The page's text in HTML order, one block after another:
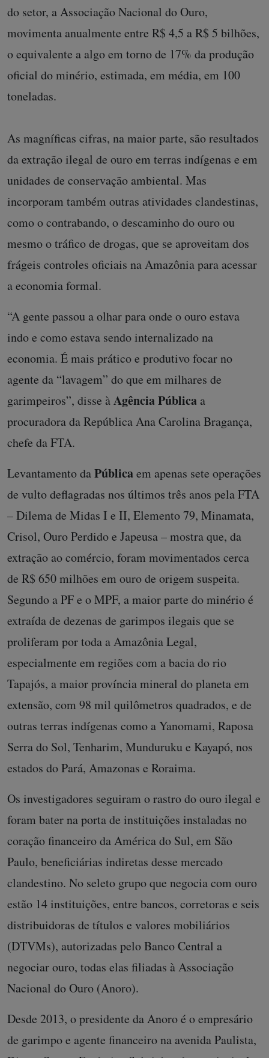
do setor, a Associação Nacional do Ouro,
movimenta anualmente entre R$ 4,5 a R$ 5 bilhões,
o equivalente a algo em torno de 17% da produção
oficial do minério, estimada, em média, em 100
toneladas.
As magníficas cifras, na maior parte, são resultados
da extração ilegal de ouro em terras indígenas e em
unidades de conservação ambiental. Mas
incorporam também outras atividades clandestinas,
como o contrabando, o descaminho do ouro ou
mesmo o tráfico de drogas, que se aproveitam dos
frágeis controles oficiais na Amazônia para acessar
a economia formal.
“A gente passou a olhar para onde o ouro estava
indo e como estava sendo internalizado na
economia. É mais prático e produtivo focar no
agente da “lavagem” do que em milhares de
garimpeiros”, disse àAgência Pública a
procuradora da República Ana Carolina Bragança,
chefe da FTA.
Levantamento daPúblicaem apenas sete operações
de vulto deflagradas nos últimos três anos pela FTA
– Dilema de Midas I e II, Elemento 79, Minamata,
Crisol, Ouro Perdido e Japeusa – mostra que, da
extração ao comércio, foram movimentados cerca
de R$ 650 milhões em ouro de origem suspeita.
Segundo a PF e o MPF, a maior parte do minério é
extraída de dezenas de garimpos ilegais que se
proliferam por toda a Amazônia Legal,
especialmente em regiões com a bacia do rio
Tapajós, a maior província mineral do planeta em
extensão, com 98 mil quilômetros quadrados, e de
outras terras indígenas como a Yanomami, Raposa
Serra do Sol, Tenharim, Munduruku e Kayapó, nos
estados do Pará, Amazonas e Roraima.
Os investigadores seguiram o rastro do ouro ilegal e
foram bater na porta de instituições instaladas no
coração financeiro da América do Sul, em São
Paulo, beneficiárias indiretas desse mercado
clandestino. No seleto grupo que negocia com ouro
estão 14 instituições, entre bancos, corretoras e seis
distribuidoras de títulos e valores mobiliários
(DTVMs), autorizadas pelo Banco Central a
negociar ouro, todas elas filiadas à Associação
Nacional do Ouro (Anoro).
Desde 2013, o presidente da Anoro é o empresário
de garimpo e agente financeiro na avenida Paulista,